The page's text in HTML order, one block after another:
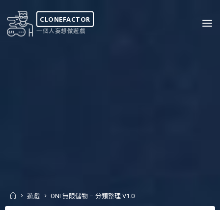
content
CLONEFACTOR
一個人妄想做遊戲
Home
遊戲 ONI 無限儲物 – 分類整理 V1.0